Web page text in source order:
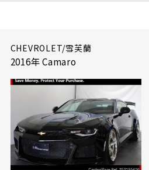
CHEVROLET/雪芙蘭
2016年 Camaro